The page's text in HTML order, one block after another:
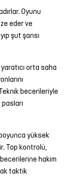
Oyunu
eder ve
şut şansı
orta saha
becerileriyle
yüksek
Top kontrolü,
hakim
taktik